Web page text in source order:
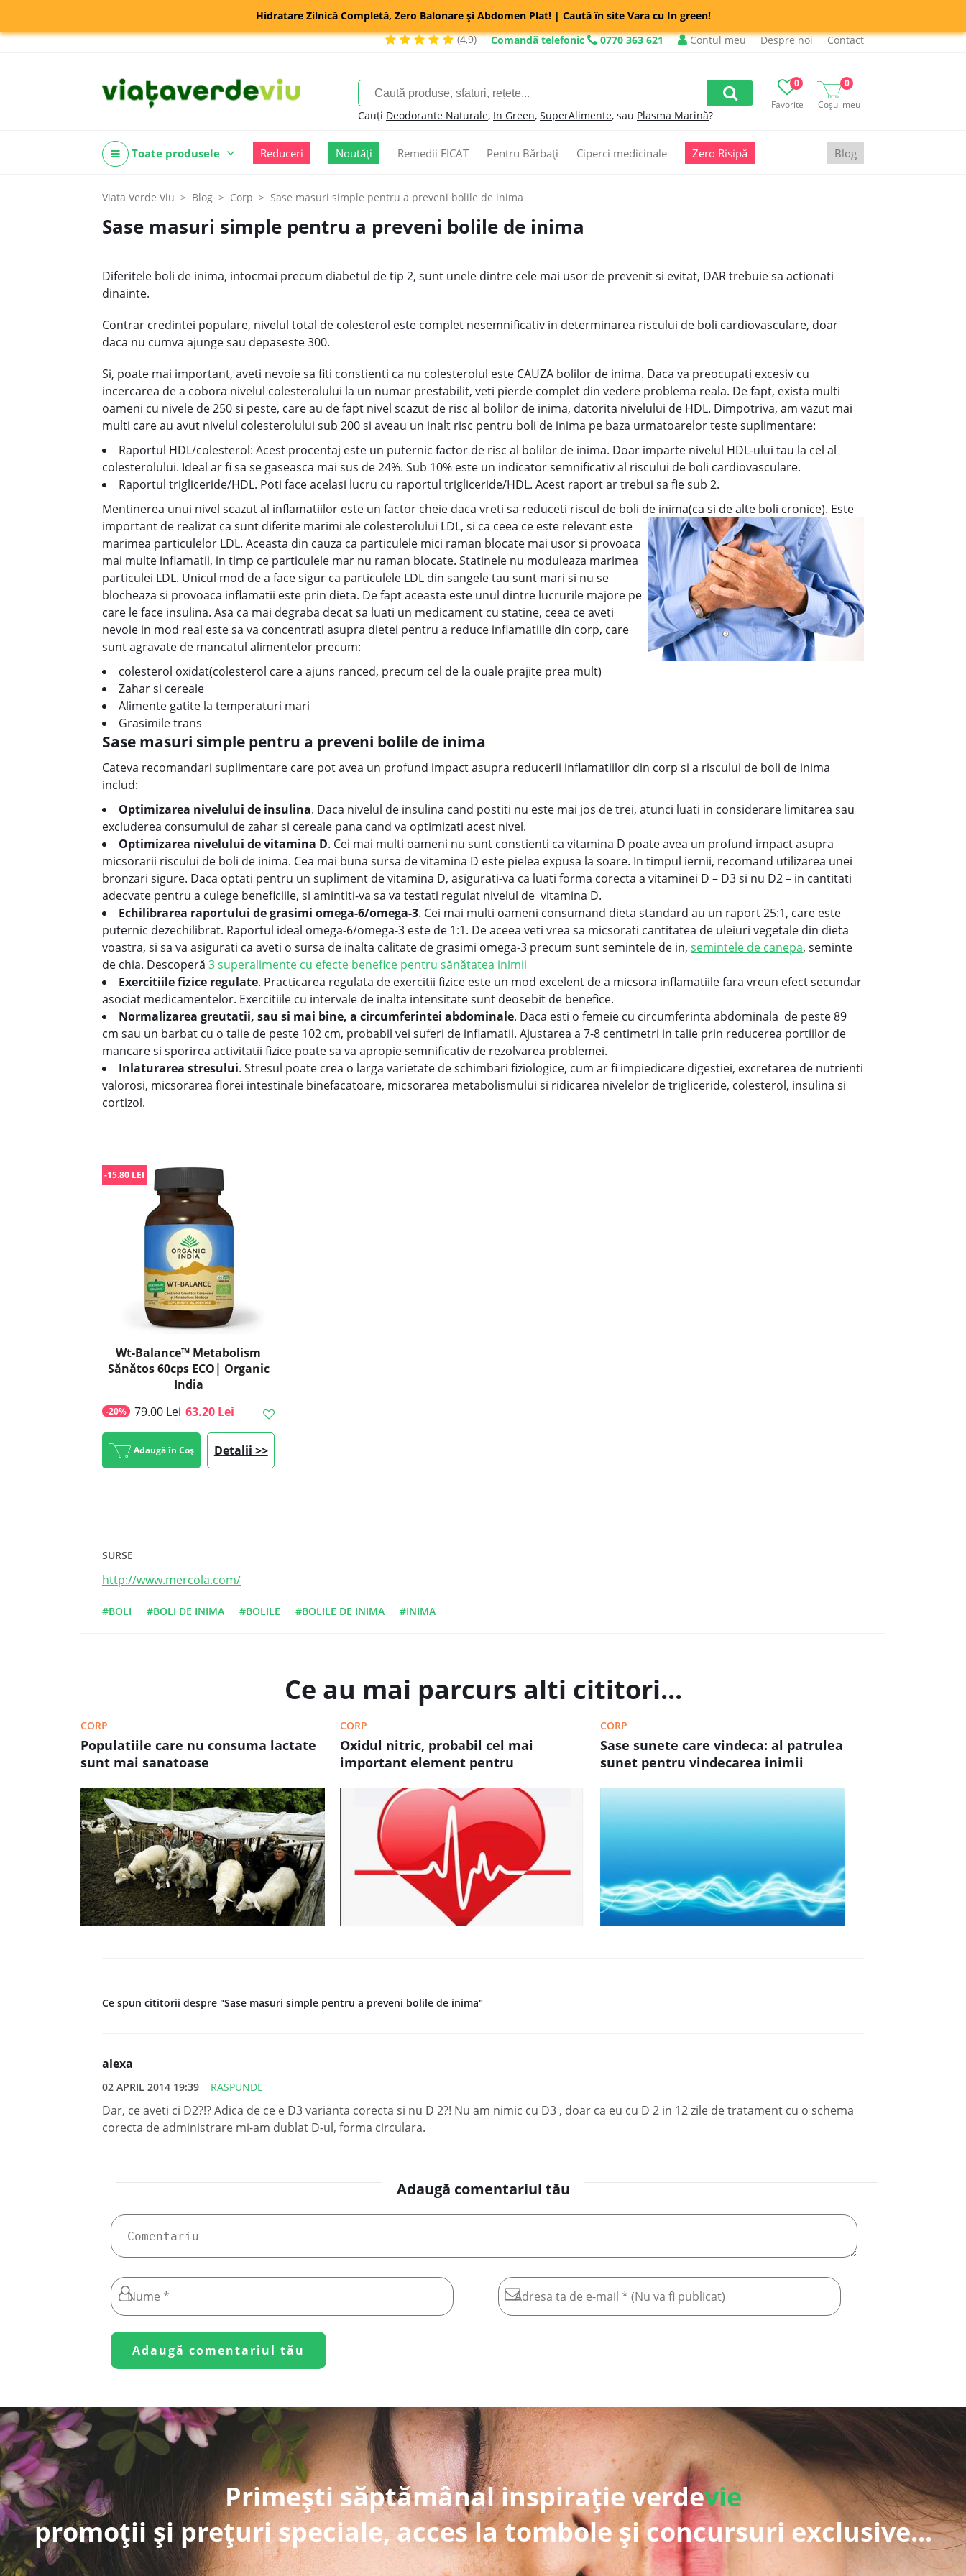
Hidratare Zilnică Completă, Zero Balonare și Abdomen Plat! | Caută în site Vara cu In green!
(4,9)
Comandă telefonic 0770 363 621 Contul meu Despre noi Contact
Favorite
0
Coșul meu
0
Cauți Deodorante Naturale, In Green, SuperAlimente, sau Plasma Marină?
Toate produsele Reduceri Noutăți Remedii FICAT Pentru Bărbați Ciperci medicinale Zero Risipă Blog
Viata Verde Viu Blog Corp Sase masuri simple pentru a preveni bolile de inima
Sase masuri simple pentru a preveni bolile de inima
Diferitele boli de inima, intocmai precum diabetul de tip 2, sunt unele dintre cele mai usor de prevenit si evitat, DAR trebuie sa actionati
dinainte.
Contrar credintei populare, nivelul total de colesterol este complet nesemnificativ in determinarea riscului de boli cardiovasculare, doar
daca nu cumva ajunge sau depaseste 300.
Si, poate mai important, aveti nevoie sa fiti constienti ca nu colesterolul este CAUZA bolilor de inima. Daca va preocupati excesiv cu
incercarea de a cobora nivelul colesterolului la un numar prestabilit, veti pierde complet din vedere problema reala. De fapt, exista multi
oameni cu nivele de 250 si peste, care au de fapt nivel scazut de risc al bolilor de inima, datorita nivelului de HDL. Dimpotriva, am vazut mai
multi care au avut nivelul colesterolului sub 200 si aveau un inalt risc pentru boli de inima pe baza urmatoarelor teste suplimentare:
Raportul HDL/colesterol: Acest procentaj este un puternic factor de risc al bolilor de inima. Doar imparte nivelul HDL-ului tau la cel al
colesterolului. Ideal ar fi sa se gaseasca mai sus de 24%. Sub 10% este un indicator semnificativ al riscului de boli cardiovasculare.
Raportul trigliceride/HDL. Poti face acelasi lucru cu raportul trigliceride/HDL. Acest raport ar trebui sa fie sub 2.
Mentinerea unui nivel scazut al inflamatiilor este un factor cheie daca vreti sa reduceti riscul de boli de inima(ca si de alte boli cronice). Este
important de realizat ca sunt diferite marimi ale colesterolului LDL, si ca ceea ce este relevant este
marimea particulelor LDL. Aceasta din cauza ca particulele mici raman blocate mai usor si provoaca
mai multe inflamatii, in timp ce particulele mar nu raman blocate. Statinele nu moduleaza marimea
particulei LDL. Unicul mod de a face sigur ca particulele LDL din sangele tau sunt mari si nu se
blocheaza si provoaca inflamatii este prin dieta. De fapt aceasta este unul dintre lucrurile majore pe
care le face insulina. Asa ca mai degraba decat sa luati un medicament cu statine, ceea ce aveti
nevoie in mod real este sa va concentrati asupra dietei pentru a reduce inflamatiile din corp, care
sunt agravate de mancatul alimentelor precum:
colesterol oxidat(colesterol care a ajuns ranced, precum cel de la ouale prajite prea mult)
Zahar si cereale
Alimente gatite la temperaturi mari
Grasimile trans
Sase masuri simple pentru a preveni bolile de inima
Cateva recomandari suplimentare care pot avea un profund impact asupra reducerii inflamatiilor din corp si a riscului de boli de inima
includ:
Optimizarea nivelului de insulina. Daca nivelul de insulina cand postiti nu este mai jos de trei, atunci luati in considerare limitarea sau
excluderea consumului de zahar si cereale pana cand va optimizati acest nivel.
Optimizarea nivelului de vitamina D. Cei mai multi oameni nu sunt constienti ca vitamina D poate avea un profund impact asupra
micsorarii riscului de boli de inima. Cea mai buna sursa de vitamina D este pielea expusa la soare. In timpul iernii, recomand utilizarea unei
bronzari sigure. Daca optati pentru un supliment de vitamina D, asigurati-va ca luati forma corecta a vitaminei D – D3 si nu D2 – in cantitati
adecvate pentru a culege beneficiile, si amintiti-va sa va testati regulat nivelul de vitamina D.
Echilibrarea raportului de grasimi omega-6/omega-3. Cei mai multi oameni consumand dieta standard au un raport 25:1, care este
puternic dezechilibrat. Raportul ideal omega-6/omega-3 este de 1:1. De aceea veti vrea sa micsorati cantitatea de uleiuri vegetale din dieta
voastra, si sa va asigurati ca aveti o sursa de inalta calitate de grasimi omega-3 precum sunt semintele de in, semintele de canepa, seminte
de chia. Descoperă 3 superalimente cu efecte benefice pentru sănătatea inimii
Exercitiile fizice regulate. Practicarea regulata de exercitii fizice este un mod excelent de a micsora inflamatiile fara vreun efect secundar
asociat medicamentelor. Exercitiile cu intervale de inalta intensitate sunt deosebit de benefice.
Normalizarea greutatii, sau si mai bine, a circumferintei abdominale. Daca esti o femeie cu circumferinta abdominala de peste 89
cm sau un barbat cu o talie de peste 102 cm, probabil vei suferi de inflamatii. Ajustarea a 7-8 centimetri in talie prin reducerea portiilor de
mancare si sporirea activitatii fizice poate sa va apropie semnificativ de rezolvarea problemei.
Inlaturarea stresului. Stresul poate crea o larga varietate de schimbari fiziologice, cum ar fi impiedicare digestiei, excretarea de nutrienti
valorosi, micsorarea florei intestinale binefacatoare, micsorarea metabolismului si ridicarea nivelelor de trigliceride, colesterol, insulina si
cortizol.
Wt-Balance™ Metabolism
Sănătos 60cps ECO| Organic
India
-20% 79.00 Lei
-15.80 LEI
63.20 Lei
Adaugă în Coș Detalii >>
SURSE
http://www.mercola.com/
#BOLI #BOLI DE INIMA #BOLILE #BOLILE DE INIMA #INIMA
Ce au mai parcurs alti cititori...
CORP
Populatiile care nu consuma lactate
sunt mai sanatoase
CORP
Oxidul nitric, probabil cel mai
important element pentru
CORP
Sase sunete care vindeca: al patrulea
sunet pentru vindecarea inimii
Ce spun cititorii despre "Sase masuri simple pentru a preveni bolile de inima"
alexa
02 APRIL 2014 19:39 RASPUNDE
Dar, ce aveti ci D2?!? Adica de ce e D3 varianta corecta si nu D 2?! Nu am nimic cu D3 , doar ca eu cu D 2 in 12 zile de tratament cu o schema
corecta de administrare mi-am dublat D-ul, forma circulara.
Adaugă comentariul tău
Primești săptămânal inspirație verdevie
promoții și prețuri speciale, acces la tombole și concursuri exclusive...